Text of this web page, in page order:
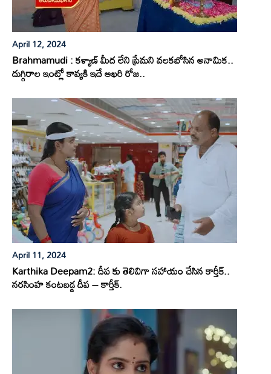
April 12, 2024
Brahmamudi : కళ్యాణ్ మీద లేని ప్రేమని వలకబోసిన అనామిక..
దుగ్గిరాల ఇంట్లో కావ్యకి ఇదే ఆఖరి రోజ..
April 11, 2024
Karthika Deepam2: దీప కు తెలివిగా సహాయం చేసిన కార్తీక్..
నరసింహ కంటబడ్డ దీప – కార్తీక్.